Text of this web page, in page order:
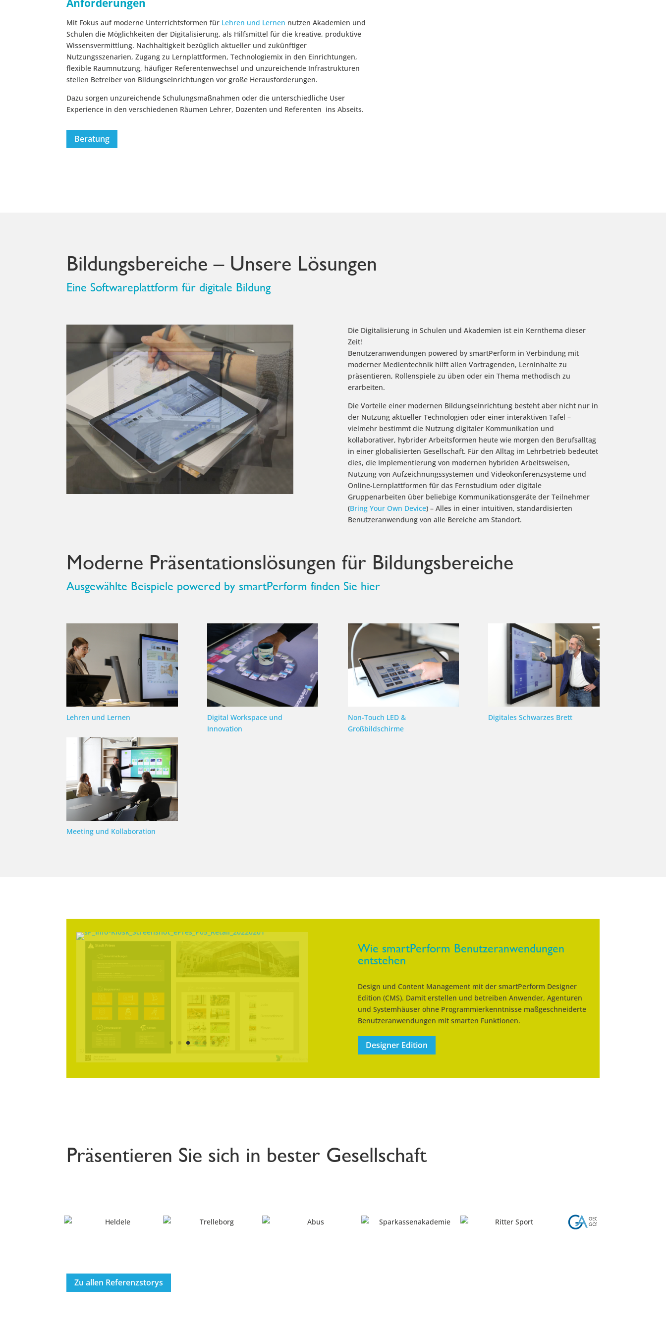
Anforderungen
Mit Fokus auf moderne Unterrichtsformen für Lehren und Lernen nutzen Akademien und
Schulen die Möglichkeiten der Digitalisierung, als Hilfsmittel für die kreative, produktive
Wissensvermittlung. Nachhaltigkeit bezüglich aktueller und zukünftiger
Nutzungsszenarien, Zugang zu Lernplattformen, Technologiemix in den Einrichtungen,
flexible Raumnutzung, häufiger Referentenwechsel und unzureichende Infrastrukturen
stellen Betreiber von Bildungseinrichtungen vor große Herausforderungen.
Dazu sorgen unzureichende Schulungsmaßnahmen oder die unterschiedliche User
Experience in den verschiedenen Räumen Lehrer, Dozenten und Referenten ins Abseits.
Beratung
Bildungsbereiche – Unsere Lösungen
Eine Softwareplattform für digitale Bildung
Die Digitalisierung in Schulen und Akademien ist ein Kernthema dieser
Zeit!
Benutzeranwendungen powered by smartPerform in Verbindung mit
moderner Medientechnik hilft allen Vortragenden, Lerninhalte zu
präsentieren, Rollenspiele zu üben oder ein Thema methodisch zu
erarbeiten.
Die Vorteile einer modernen Bildungseinrichtung besteht aber nicht nur in
der Nutzung aktueller Technologien oder einer interaktiven Tafel –
vielmehr bestimmt die Nutzung digitaler Kommunikation und
kollaborativer, hybrider Arbeitsformen heute wie morgen den Berufsalltag
in einer globalisierten Gesellschaft. Für den Alltag im Lehrbetrieb bedeutet
dies, die Implementierung von modernen hybriden Arbeitsweisen,
Nutzung von Aufzeichnungssystemen und Videokonferenzsysteme und
Online-Lernplattformen für das Fernstudium oder digitale
Gruppenarbeiten über beliebige Kommunikationsgeräte der Teilnehmer
(Bring Your Own Device) – Alles in einer intuitiven, standardisierten
Benutzeranwendung von alle Bereiche am Standort.
Moderne Präsentationslösungen für Bildungsbereiche
Ausgewählte Beispiele powered by smartPerform finden Sie hier
Lehren und Lernen
Meeting und Kollaboration
Digital Workspace und
Innovation
Non-Touch LED &
Großbildschirme
Digitales Schwarzes Brett
Wie smartPerform Benutzeranwendungen
entstehen
Design und Content Management mit der smartPerform Designer
Edition (CMS). Damit erstellen und betreiben Anwender, Agenturen
und Systemhäuser ohne Programmierkenntnisse maßgeschneiderte
Benutzeranwendungen mit smarten Funktionen.
Designer Edition
Präsentieren Sie sich in bester Gesellschaft
Zu allen Referenzstorys